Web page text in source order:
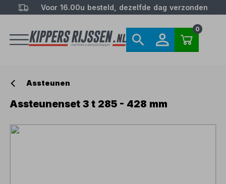
Voor 16.00u besteld, dezelfde dag verzonden
0
Assteunen
Assteunenset 3 t 285 - 428 mm